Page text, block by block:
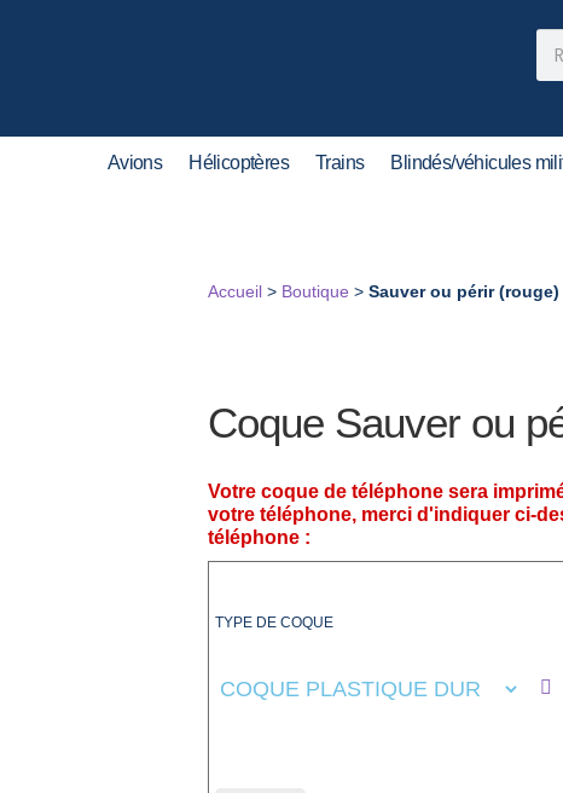
Avions Hélicoptères Trains Blindés/véhicules
Accueil > Boutique > Sauver ou périr (rouge)
Coque Sauver ou
Votre coque de téléphone sera
votre téléphone, merci d'indiquer ci-
téléphone :
TYPE DE COQUE